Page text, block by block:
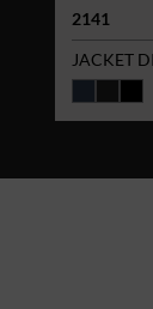
2141
JACKET